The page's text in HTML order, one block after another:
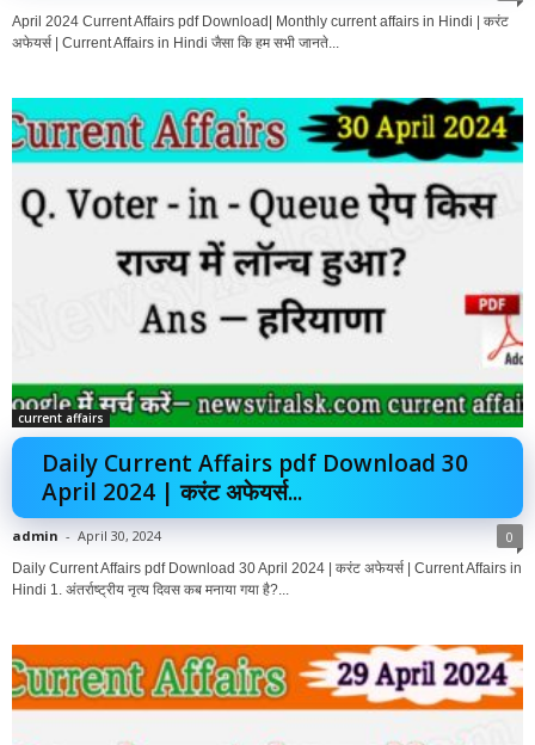
April 2024 Current Affairs pdf Download| Monthly current affairs in Hindi | करंट
अफेयर्स | Current Affairs in Hindi जैसा कि हम सभी जानते...
current affairs
Daily Current Affairs pdf Download 30
April 2024 | करंट अफेयर्स...
admin - April 30, 2024 0
Daily Current Affairs pdf Download 30 April 2024 | करंट अफेयर्स | Current Affairs in
Hindi 1. अंतर्राष्ट्रीय नृत्य दिवस कब मनाया गया है?...